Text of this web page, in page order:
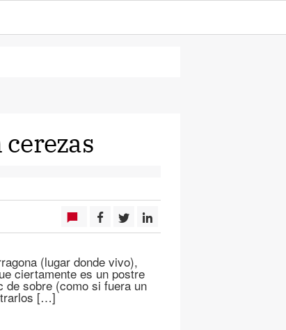
(lugar donde vivo),
ciertamente es un postre
de sobre (como si fuera un
[…]